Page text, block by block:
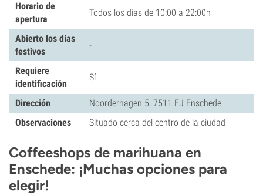
Horario de
apertura
Todos los días de 10:00 a 22:00h
Abierto los días
festivos
-
Requiere
identificación
Sí
Dirección
Noorderhagen 5, 7511 EJ Enschede
Observaciones
Situado cerca del centro de la ciudad
Coffeeshops de marihuana en
Enschede: ¡Muchas opciones para
elegir!